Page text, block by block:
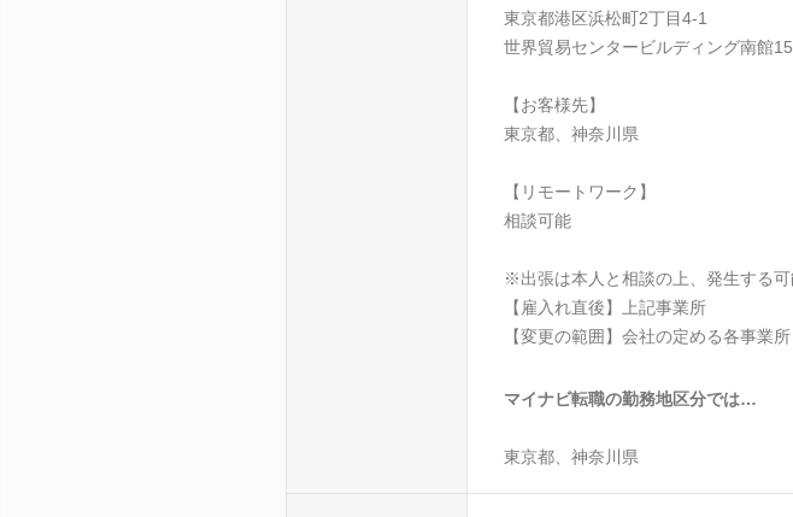
東京都港区浜松町2丁目4-1
世界貿易センタービルディング南館
【お客様先】
東京都、神奈川県
【リモートワーク】
相談可能
※出張は本人と相談の上、発生する
【雇入れ直後】上記事業所
【変更の範囲】会社の定める各事業所
マイナビ転職の勤務地区分では…
東京都、神奈川県